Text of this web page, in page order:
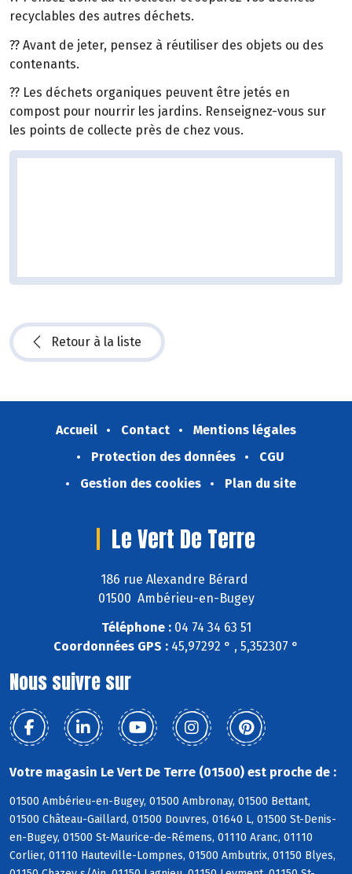
recyclables des autres déchets.
?? Avant de jeter, pensez à réutiliser des objets ou des
contenants.
?? Les déchets organiques peuvent être jetés en
compost pour nourrir les jardins. Renseignez-vous sur
les points de collecte près de chez vous.
Retour à la liste
Accueil Contact
Mentions légales
Protection des données
CGU
Gestion des cookies
Plan du site
Le Vert De Terre
186 rue Alexandre Bérard
01500 Ambérieu-en-Bugey
Téléphone :04 74 34 63 51
Coordonnées GPS : 45,97292 ° , 5,352307 °
Nous suivre sur
Votre magasin Le Vert De Terre (01500) est proche de :
01500 Ambérieu-en-Bugey, 01500 Ambronay, 01500 Bettant,
01500 Château-Gaillard, 01500 Douvres, 01640 L, 01500 St-Denis-
en-Bugey, 01500 St-Maurice-de-Rémens, 01110 Aranc, 01110
Corlier, 01110 Hauteville-Lompnes, 01500 Ambutrix, 01150 Blyes,